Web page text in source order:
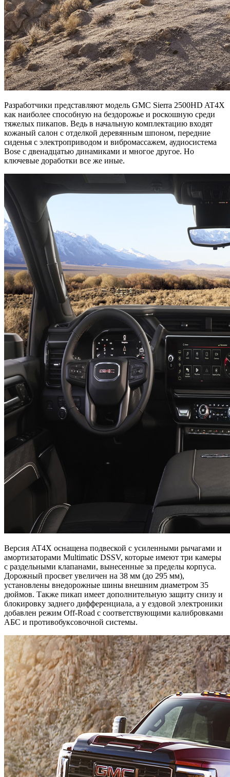
Разработчики представляют модель GMC Sierra 2500HD AT4X
как наиболее способную на бездорожье и роскошную среди
тяжелых пикапов. Ведь в начальную комплектацию входят
кожаный салон с отделкой деревянным шпоном, передние
сиденья с электроприводом и вибромассажем, аудиосистема
Bose с двенадцатью динамиками и многое другое. Но
ключевые доработки все же иные.
Версия AT4X оснащена подвеской с усиленными рычагами и
амортизаторами Multimatic DSSV, которые имеют три камеры
с раздельными клапанами, вынесенные за пределы корпуса.
Дорожный просвет увеличен на 38 мм (до 295 мм),
установлены внедорожные шины внешним диаметром 35
дюймов. Также пикап имеет дополнительную защиту снизу и
блокировку заднего дифференциала, а у ездовой электроники
добавлен режим Off-Road с соответствующими калибровками
АБС и противобуксовочной системы.